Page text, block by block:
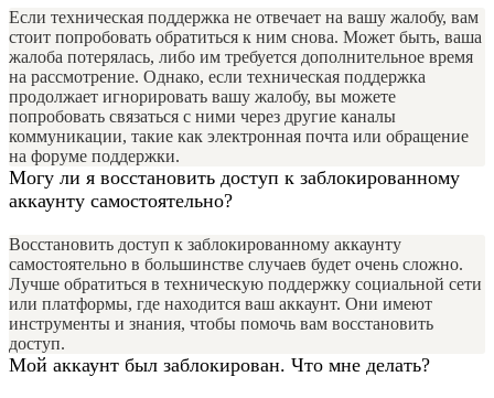
Если техническая поддержка не отвечает на вашу жалобу, вам
стоит попробовать обратиться к ним снова. Может быть, ваша
жалоба потерялась, либо им требуется дополнительное время
на рассмотрение. Однако, если техническая поддержка
продолжает игнорировать вашу жалобу, вы можете
попробовать связаться с ними через другие каналы
коммуникации, такие как электронная почта или обращение
на форуме поддержки.
Могу ли я восстановить доступ к заблокированному
аккаунту самостоятельно?
Восстановить доступ к заблокированному аккаунту
самостоятельно в большинстве случаев будет очень сложно.
Лучше обратиться в техническую поддержку социальной сети
или платформы, где находится ваш аккаунт. Они имеют
инструменты и знания, чтобы помочь вам восстановить
доступ.
Мой аккаунт был заблокирован. Что мне делать?